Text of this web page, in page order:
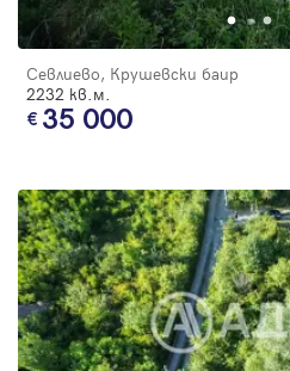
Севлиево, Крушевски баир
2232 кв.м.
35 000